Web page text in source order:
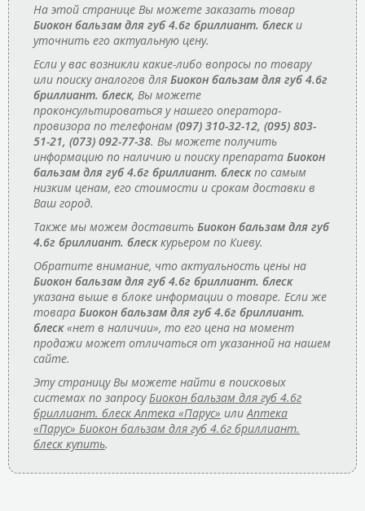
На этой странице Вы можете заказать товар
Биокон бальзам для губ 4.6г бриллиант. блески
уточнить его актуальную цену.
Если у вас возникли какие-либо вопросы по товару
или поиску аналогов для Биокон бальзам для губ 4.6г
бриллиант. блеск, Вы можете
проконсультироваться у нашего оператора-
провизора по телефонам (097) 310-32-12, (095) 803-
51-21, (073) 092-77-38. Вы можете получить
информацию по наличию и поиску препарата Биокон
бальзам для губ 4.6г бриллиант. блескпо самым
низким ценам, его стоимости и срокам доставки в
Ваш город.
Также мы можем доставить Биокон бальзам для губ
4.6г бриллиант. блесккурьером по Киеву.
Обратите внимание, что актуальность цены на
Биокон бальзам для губ 4.6г бриллиант. блеск
указана выше в блоке информации о товаре. Если же
товара Биокон бальзам для губ 4.6г бриллиант.
блеск«нет в наличии», то его цена на момент
продажи может отличаться от указанной на нашем
сайте.
Эту страницу Вы можете найти в поисковых
системах по запросуБиокон бальзам для губ 4.6г
бриллиант. блеск Аптека «Парус» илиАптека
«Парус» Биокон бальзам для губ 4.6г бриллиант.
блеск купить.